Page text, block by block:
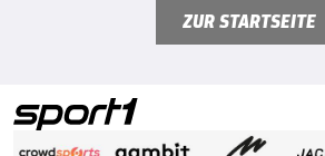
ZUR STARTSEITE